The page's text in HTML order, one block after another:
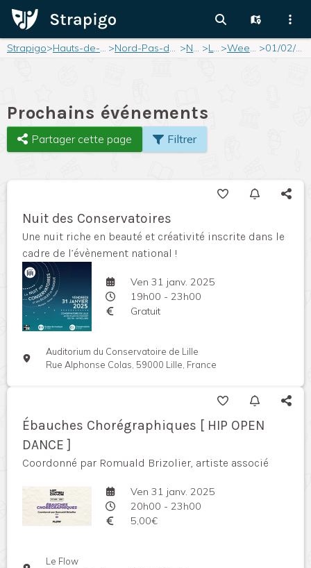
Strapigo> Hauts-de-France > Nord-Pas-de-Calais > Nord > Lille > Weekend > 01/02/2025
Prochains événements
Partager cette page Filtrer
Nuit des Conservatoires
Une nuit riche en beauté et créativité inscrite dans le
cadre de l’évènement national !
Ven 31 janv. 2025
19h00 - 23h00
Gratuit
Auditorium du Conservatoire de Lille
Rue Alphonse Colas, 59000 Lille, France
Ébauches Chorégraphiques [ HIP OPEN
DANCE ]
Coordonné par Romuald Brizolier, artiste associé
Ven 31 janv. 2025
20h00 - 23h00
5,00€
Le Flow